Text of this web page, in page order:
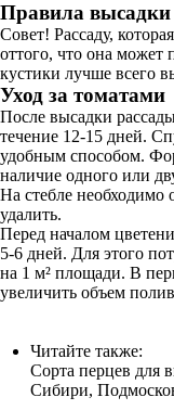
Правила высадки
Совет! Рассаду,
оттого, что она может
кустики лучше всего
Уход за томатами
После высадки
течение 12-15 дней.
удобным способом.
наличие одного или
На стебле необходимо
удалить.
Перед началом
5-6 дней. Для этого
на 1 м² площади. В
увеличить объем
Читайте также:
Сорта перцев для
Сибири,